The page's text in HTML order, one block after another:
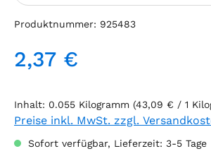
Produktnummer: 925483
Regulärer Preis:
2,37 €
Inhalt: 0.055 Kilogramm (43,09 € / 1
Preise inkl. MwSt. zzgl.
Sofort verfügbar, Lieferzeit: 3-5 Tage